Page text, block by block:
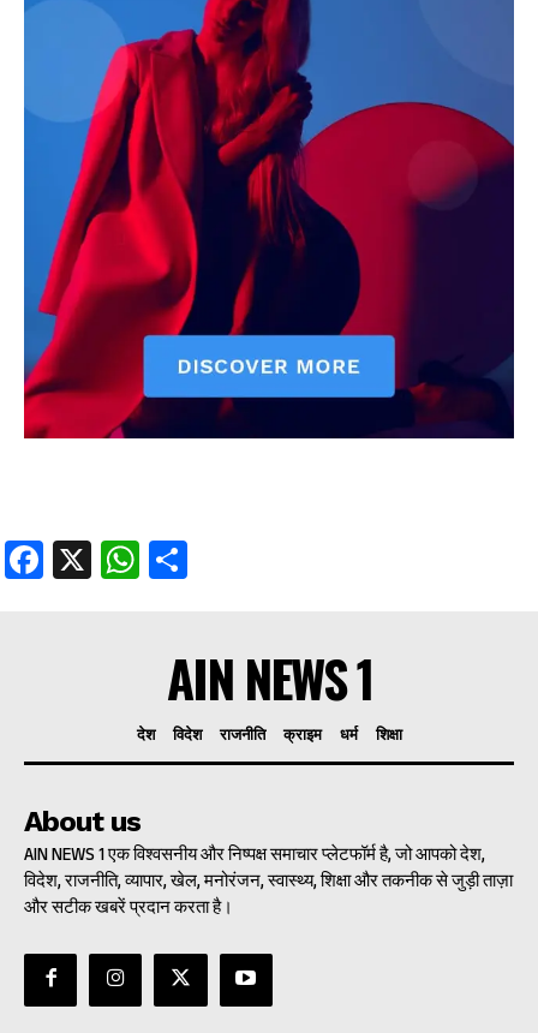
Contact Us
About Us
Privacy Policy
Terms of Use Agreement
Facebook
X WhatsApp
Share
Facebook
X WhatsApp
AIN NEWS 1
देश विदेश राजनीति क्राइम धर्म शिक्षा
About us
AIN NEWS 1 एक विश्वसनीय और निष्पक्ष समाचार प्लेटफॉर्म है, जो आपको देश,
विदेश, राजनीति, व्यापार, खेल, मनोरंजन, स्वास्थ्य, शिक्षा और तकनीक से जुड़ी ताज़ा
और सटीक खबरें प्रदान करता है।